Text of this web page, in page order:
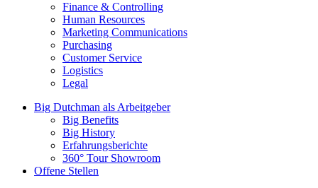
Finance & Controlling
Human Resources
Marketing Communications
Purchasing
Customer Service
Logistics
Legal
Big Dutchman als Arbeitgeber
Big Benefits
Big History
Erfahrungsberichte
360° Tour Showroom
Offene Stellen